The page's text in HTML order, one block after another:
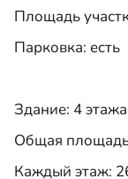
Площадь
Парковка: есть
Здание: 4
Общая
Каждый этаж: